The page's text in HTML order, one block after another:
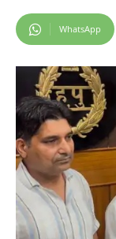
WhatsApp